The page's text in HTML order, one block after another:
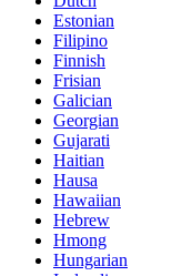
Estonian
Filipino
Finnish
Frisian
Galician
Georgian
Gujarati
Haitian
Hausa
Hawaiian
Hebrew
Hmong
Hungarian